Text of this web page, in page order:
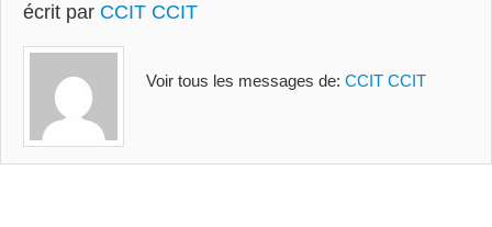
écrit par CCIT CCIT
Voir tous les messages de: CCIT CCIT